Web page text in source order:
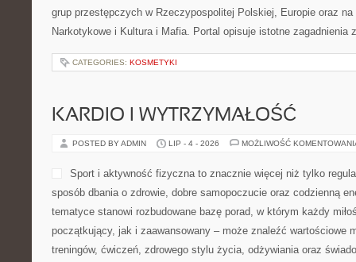
grup przestępczych w Rzeczypospolitej Polskiej, Europie oraz
Narkotykowe i Kultura i Mafia. Portal opisuje istotne
CATEGORIES: KOSMETYKI
KARDIO I WYTRZYMAŁOŚĆ
POSTED BY ADMIN LIP - 4 - 2026 MOŻLIWOŚĆ
Sport i aktywność fizyczna to znacznie więcej niż tylko
sposób dbania o zdrowie, dobre samopoczucie oraz codzienną
tematyce stanowi rozbudowane bazę porad, w którym każdy
początkujący, jak i zaawansowany – może znaleźć wartościowe
treningów, ćwiczeń, zdrowego stylu życia, odżywiania oraz